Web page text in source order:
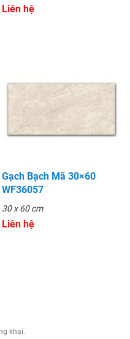
Liên hệ
Gạch Bạch Mã 30×60
WF36057
30 x 60 cm
Liên hệ
khai.